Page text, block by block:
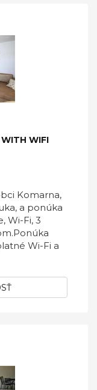
WITH WIFI
Komarna,
a ponúka
Wi-Fi, 3
Wi-Fi a